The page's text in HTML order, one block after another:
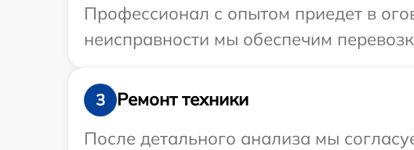
Профессионал с опытом приедет в
неисправности мы обеспечим
3
Ремонт техники
После детального анализа мы